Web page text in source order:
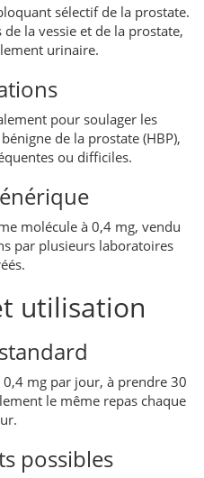
sélectif de la prostate.
la vessie et de la prostate,
urinaire.
pour soulager les
de la prostate (HBP),
ou difficiles.
molécule à 0,4 mg, vendu
par plusieurs laboratoires
utilisation
mg par jour, à prendre 30
le même repas chaque
possibles